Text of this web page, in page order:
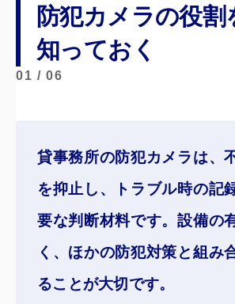
防犯カメラの役割
知っておく
01 / 06
貸事務所の防犯カメラは、
を抑止し 、トラブル時の記
要な判断材料です。設備の
く、ほかの防犯対策と組み
ることが大切です。